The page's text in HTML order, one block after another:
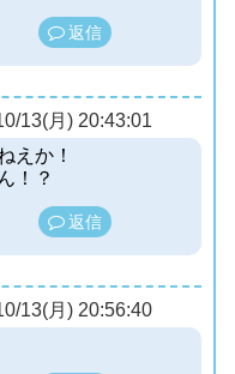
返信
13(月) 20:43:01
えか！
！？
返信
13(月) 20:56:40